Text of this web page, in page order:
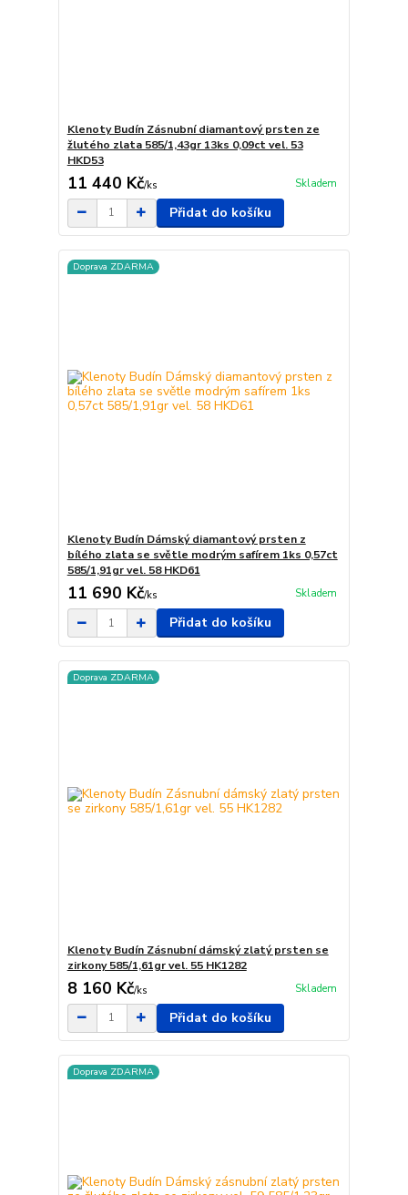
Klenoty Budín Zásnubní diamantový prsten ze
žlutého zlata 585/1,43gr 13ks 0,09ct vel. 53
HKD53
11 440 Kč/ks Skladem
Přidat do košíku
Doprava ZDARMA
Klenoty Budín Dámský diamantový prsten z
bílého zlata se světle modrým safírem 1ks 0,57ct
585/1,91gr vel. 58 HKD61
11 690 Kč/ks Skladem
Přidat do košíku
Doprava ZDARMA
Klenoty Budín Zásnubní dámský zlatý prsten se
zirkony 585/1,61gr vel. 55 HK1282
8 160 Kč/ks Skladem
Přidat do košíku
Doprava ZDARMA